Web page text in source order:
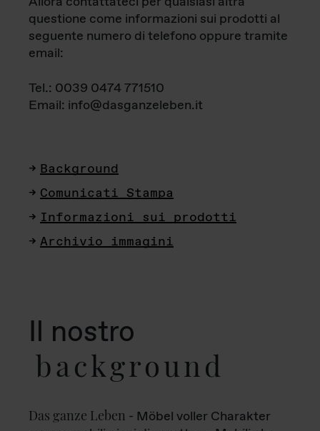
questione come informazioni sui prodotti al
seguente numero di telefono oppure tramite
email:
Tel.: 0039 0474 771510
Email: info@dasganzeleben.it
Background
Comunicati Stampa
Informazioni sui prodotti
Archivio immagini
Il nostro
background
Das ganze Leben - Möbel voller Charakter